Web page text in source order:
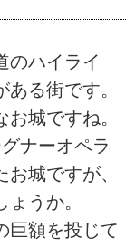
のハイライ
ある街です。
城ですね。
ナーオペラ
城ですが、
うか。
巨額を投じて